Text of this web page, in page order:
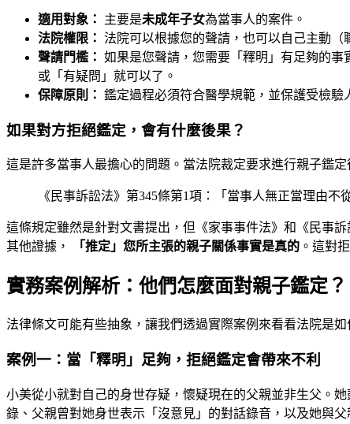
適用對象： 主要是未成年子女為當事人的案件。
法院權限： 法院可以根據您的聲請，也可以自己主動（
聲請門檻： 如果是您聲請，您需要「釋明」有足夠的事
或「有疑問」就可以了。
保障原則： 鑑定過程必須符合醫學規範，並保護受檢驗
如果對方拒絕鑑定，會有什麼後果？
這是許多當事人最擔心的問題。當法院裁定要求進行親子鑑
《民事訴訟法》第345條第1項：「當事人無正當理由
這條規定雖然是針對文書提出，但《家事事件法》和《民事
其他證據，
「推定」您所主張的親子關係事實是真的 。這對
實務案例解析：他們怎麼面對親子鑑定？
法律條文可能有些抽象，讓我們透過實際案例來看看法院是如
案例一：當「釋明」足夠，拒絕鑑定會帶來不利
小美從小就對自己的身世存疑，懷疑現在的父親並非生父。
錄、父親曾對她身世表示「沒意見」的對話錄音，以及她與